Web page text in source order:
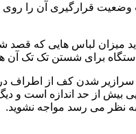
قرارگیری آن را روی
میزان لباس هایی که قصد
برای شستن تک تک آن
سرازیر شدن کف از اطراف
بیش از حد اندازه است و
به نظر می رسد مواجه نشوید.